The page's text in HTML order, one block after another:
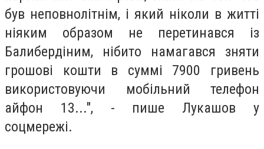
був неповнолітнім, і який ніколи в житті
ніяким образом не перетинався із
Балибердіним, нібито намагався зняти
грошові кошти в суммі 7900 гривень
використовуючи мобільний телефон
айфон 13...", - пише Лукашов у
соцмережі.